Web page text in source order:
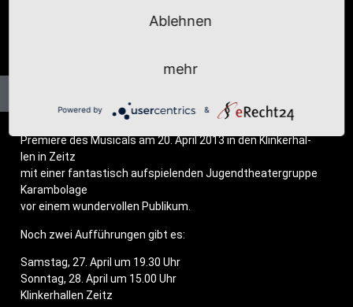
Pre­mie­re des Musi­cals am 20. April 2013 in den Klin­ker­hal­
len in Zeitz
mit einer fan­tas­tisch auf­spie­len­den Jugend­thea­ter­grup­pe
Karambolage
vor einem wun­der­vol­len Publikum.
Noch zwei Auf­füh­run­gen gibt es:
Sams­tag, 27. April um 19.30 Uhr
Sonn­tag, 28. April um 15.00 Uhr
Klin­ker­hal­len Zeitz
Ablehnen
mehr
Powered by &